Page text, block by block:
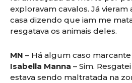
exploravam cavalos. Já
casa dizendo que iam me
resgatava os animais deles.
MN – Há algum caso
Isabella Manna – Sim.
estava sendo maltratada na